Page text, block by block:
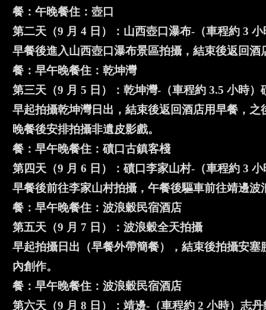
餐：午晚餐住：壺口
第二天（9 月 4 日）：山西壺口瀑布-（車程約 3
早餐後進入山西壺口瀑布景區拍攝，結束後返回
餐：早午晚餐住：乾坤灣
第三天（9 月 5 日）：乾坤灣-（車程約 3.5 小時
早起拍攝乾坤灣日出，結束後返回酒店用早餐，
晚餐後安排拍攝非遺皮影戲。
餐：早午晚餐住：磧口古鎮客棧
第四天（9 月 6 日）：磧口李家山村-（車程約 3
早餐後前往李家山村拍攝，午餐後驅車前往靖邊波
餐：早午晚餐住：波浪穀民宿酒店
第五天（9 月 7 日）：波浪穀全天拍攝
早起拍攝日出（早餐外帶簡餐），結束後拍攝安
內創作。
餐：早午晚餐住：波浪穀民宿酒店
第六天（9 月 8 日）：靖邊-（車程約 2 小時）志